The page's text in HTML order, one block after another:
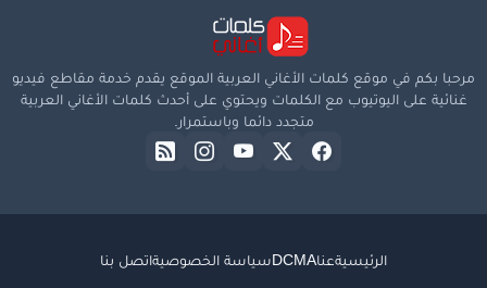
مرحبا بكم في موقع كلمات الأغاني العربية الموقع يقدم خدمة مقاطع فيديو
غنائية على اليوتيوب مع الكلمات ويحتوي على أحدث كلمات الأغاني العربية
متجدد دائما وباستمرار.
الرئيسيةعناDCMAسياسة الخصوصيةاتصل بنا